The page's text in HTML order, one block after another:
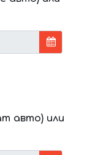
авто) или